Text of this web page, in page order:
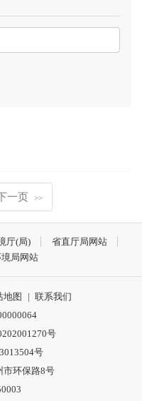
一页 >>
厅(局)
省直厅局网站
局网站
地图 | 联系我们
号
号
市环保路8号